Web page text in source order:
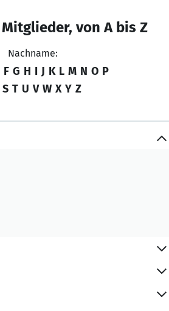
Mitglieder, von A bis Z
Nachname:
F G H I J K L M N O P
S T U V W X Y Z